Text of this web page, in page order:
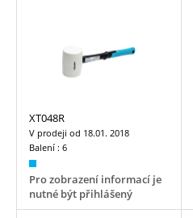
XT048R
V prodeji od 18.01. 2018
Balení : 6
Pro zobrazení informací je
nutné být přihlášený